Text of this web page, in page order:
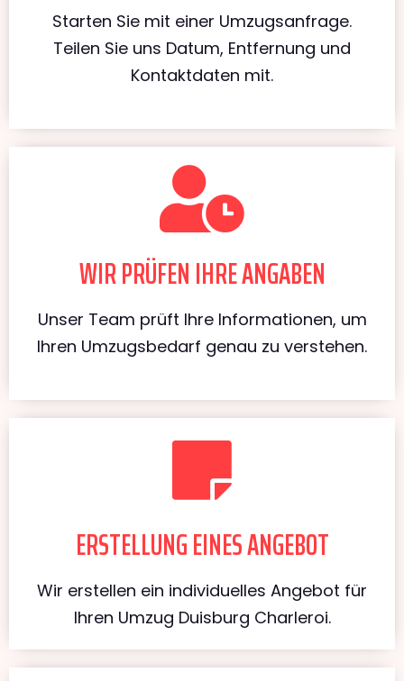
Starten Sie mit einer Umzugsanfrage.
Teilen Sie uns Datum, Entfernung und
Kontaktdaten mit.
WIR PRÜFEN IHRE ANGABEN
Unser Team prüft Ihre Informationen, um
Ihren Umzugsbedarf genau zu verstehen.
ERSTELLUNG EINES ANGEBOT
Wir erstellen ein individuelles Angebot für
Ihren Umzug Duisburg Charleroi.